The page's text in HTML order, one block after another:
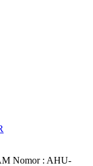
Nomor : AHU-